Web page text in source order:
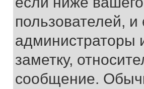
пользователей,
администраторы
заметку,
сообщение.